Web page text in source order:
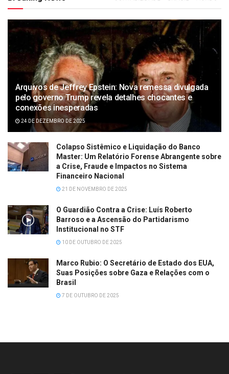
Arquivos de Jeffrey Epstein: Nova remessa divulgada
pelo governo Trump revela detalhes chocantes e
conexões inesperadas
24 DE DEZEMBRO DE 2025
Colapso Sistêmico e Liquidação do Banco
Master: Um Relatório Forense Abrangente sobre
a Crise, Fraude e Impactos no Sistema
Financeiro Nacional
21 DE NOVEMBRO DE 2025
O Guardião Contra a Crise: Luís Roberto
Barroso e a Ascensão do Partidarismo
Institucional no STF
10 DE OUTUBRO DE 2025
Marco Rubio: O Secretário de Estado dos EUA,
Suas Posições sobre Gaza e Relações com o
Brasil
7 DE OUTUBRO DE 2025